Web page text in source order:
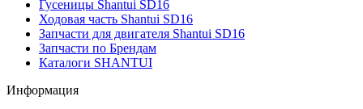
Гусеницы Shantui SD16
Ходовая часть Shantui SD16
Запчасти для двигателя Shantui SD16
Запчасти по Брендам
Каталоги SHANTUI
Информация